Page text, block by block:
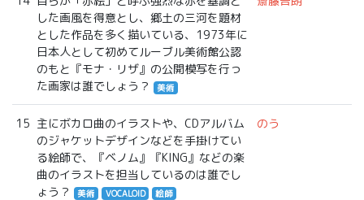
した画風を得意とし、郷土の三河を題材
とした作品を多く描いている、1973年に
日本人として初めてルーブル美術館公認
のもと『モナ・リザ』の公開模写を行っ
た画家は誰でしょう？
美術
15 主にボカロ曲のイラストや、CDアルバム
のジャケットデザインなどを手掛けてい
る絵師で、『ベノム』『KING』などの楽
曲のイラストを担当しているのは誰でし
ょう？
美術 VOCALOID 絵師
のう